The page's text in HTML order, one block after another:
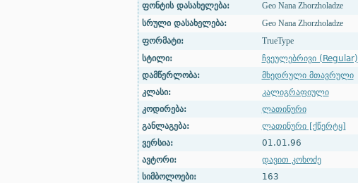
ფონტის დასახელება:
Geo Nana Zhorzholadze
სრული დასახელება:
Geo Nana Zhorzholadze
ფორმატი:
TrueType
სტილი:
ჩვეულებრივი (Regular)
დამწერლობა:
მხედრული მთავრული
კლასი:
კალიგრაფიული
კოდირება:
ლათინური
განლაგება:
ლათინური [ქწერტყ]
ვერსია:
01.01.96
ავტორი:
დავით კოხოძე
სიმბოლოები:
163